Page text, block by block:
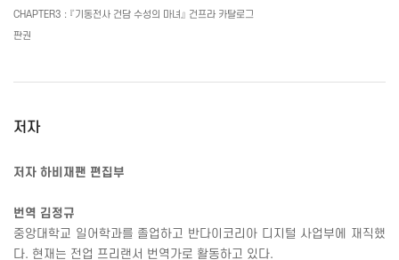
CHAPTER3 : 『기동전사 건담 수성의 마녀』 건프라 카탈로그
판권
저자
저자 하비재팬 편집부
번역 김정규
중앙대학교 일어학과를 졸업하고 반다이코리아 디지털 사업부에 재직했
다. 현재는 전업 프리랜서 번역가로 활동하고 있다.